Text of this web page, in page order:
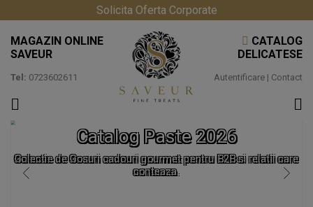
Solicita Oferta Corporate
MAGAZIN ONLINE
SAVEUR
Tel: 0723602611
CATALOG
DELICATESE
Autentificare | Contact
Catalog Paste 2026
Colectie de Cosuri cadouri gourmet pentru B2B si relatii care
conteaza.